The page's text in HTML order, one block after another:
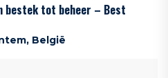
bestek tot beheer – Best
, België